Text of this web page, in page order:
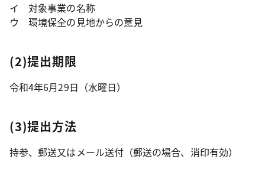
イ 対象事業の名称
ウ 環境保全の見地からの意見
(2)提出期限
令和4年6月29日（水曜日）
(3)提出方法
持参、郵送又はメール送付（郵送の場合、消印有効）